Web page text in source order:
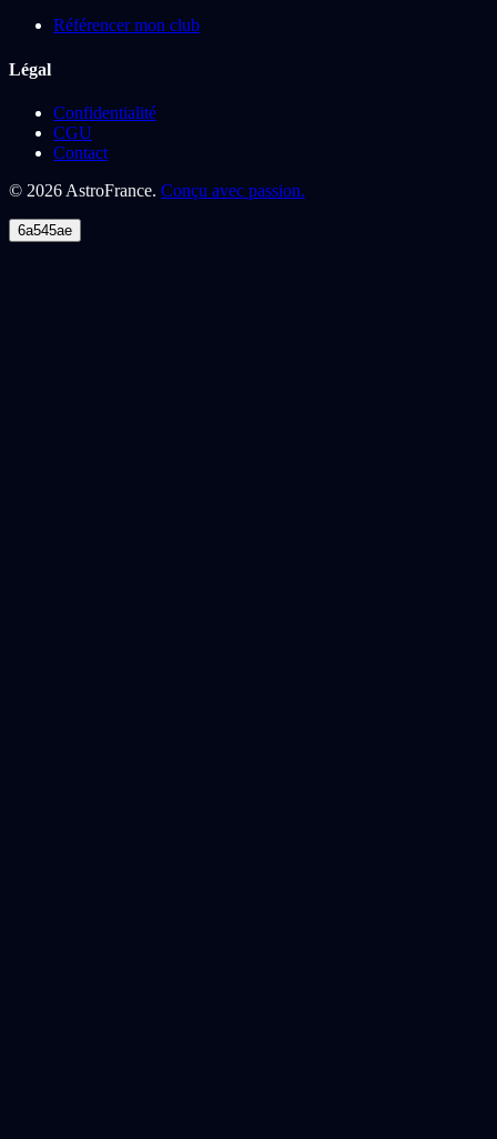
Référencer mon club
Légal
Confidentialité
CGU
Contact
© 2026 AstroFrance. Conçu avec passion.
6a545ae